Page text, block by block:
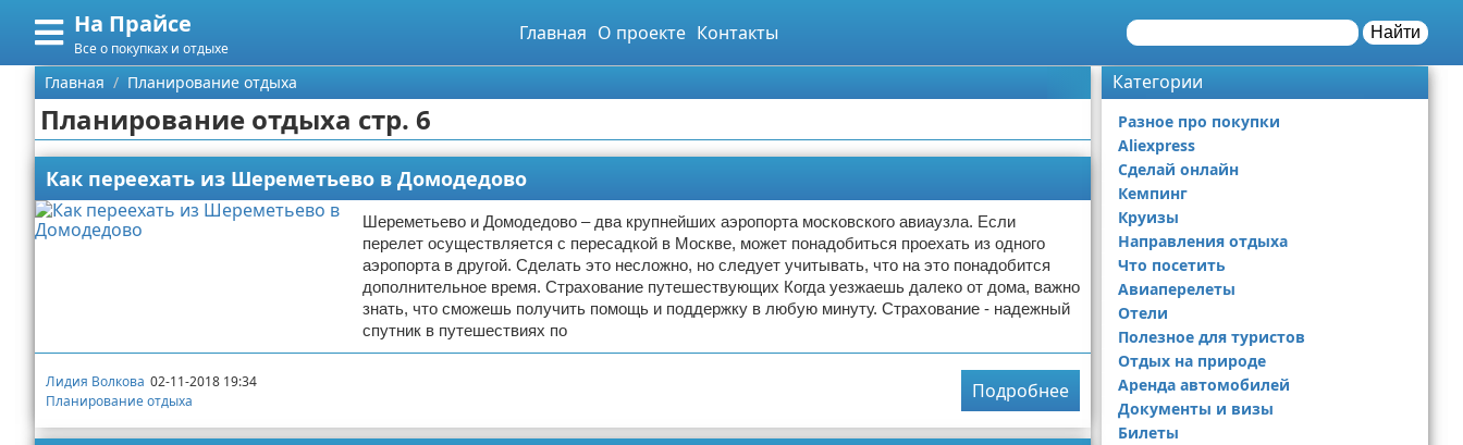
На Прайсе
Все о покупках и отдыхе
Главная О проекте Контакты Найти
Меню
Главная
Категории
Разное про покупки
Aliexpress
Поиск
О проекте
Главная Планирование отдыха
Планирование отдыха стр. 6
Как переехать из Шереметьево в Домодедово
Шереметьево и Домодедово – два крупнейших аэропорта московского авиаузла. Если
перелет осуществляется с пересадкой в Москве, может понадобиться проехать из одного
аэропорта в другой. Сделать это несложно, но следует учитывать, что на это понадобится
дополнительное время. Страхование путешествующих Когда уезжаешь далеко от дома, важно
знать, что сможешь получить помощь и поддержку в любую минуту. Страхование - надежный
спутник в путешествиях по
Лидия Волкова 02-11-2018 19:34
Планирование отдыха
Подробнее
Категории
Разное про покупки
Aliexpress
Сделай онлайн
Кемпинг
Круизы
Направления отдыха
Что посетить
Авиаперелеты
Отели
Полезное для туристов
Отдых на природе
Аренда автомобилей
Документы и визы
Билеты